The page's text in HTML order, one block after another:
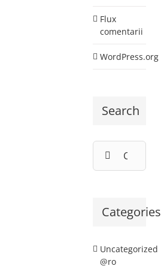
Flux
comentarii
WordPress.org
Search
Categories
Uncategorized
@ro